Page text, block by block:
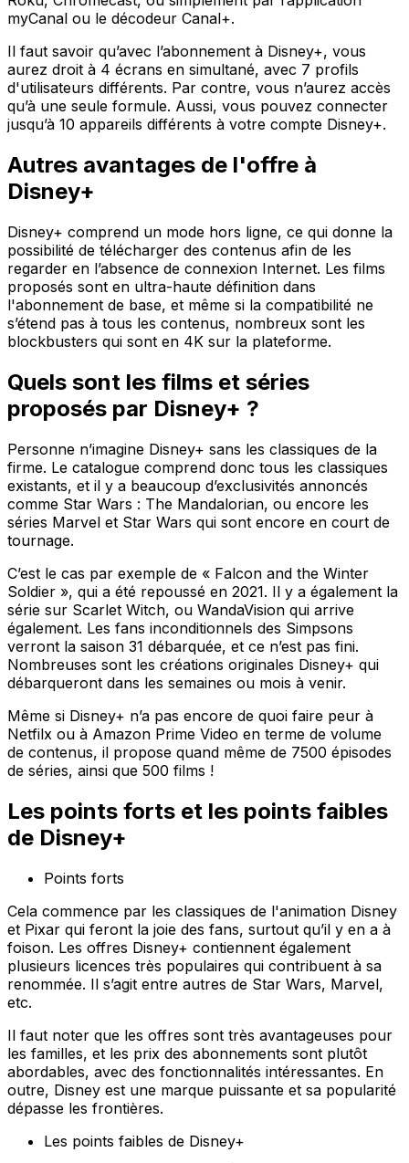
myCanal ou le décodeur Canal+.
Il faut savoir qu’avec l’abonnement à Disney+, vous
aurez droit à 4 écrans en simultané, avec 7 profils
d'utilisateurs différents. Par contre, vous n’aurez accès
qu’à une seule formule. Aussi, vous pouvez connecter
jusqu’à 10 appareils différents à votre compte Disney+.
Autres avantages de l'offre à
Disney+
Disney+ comprend un mode hors ligne, ce qui donne la
possibilité de télécharger des contenus afin de les
regarder en l’absence de connexion Internet. Les films
proposés sont en ultra-haute définition dans
l'abonnement de base, et même si la compatibilité ne
s’étend pas à tous les contenus, nombreux sont les
blockbusters qui sont en 4K sur la plateforme.
Quels sont les films et séries
proposés par Disney+ ?
Personne n’imagine Disney+ sans les classiques de la
firme. Le catalogue comprend donc tous les classiques
existants, et il y a beaucoup d’exclusivités annoncés
comme Star Wars : The Mandalorian, ou encore les
séries Marvel et Star Wars qui sont encore en court de
tournage.
C’est le cas par exemple de « Falcon and the Winter
Soldier », qui a été repoussé en 2021. Il y a également la
série sur Scarlet Witch, ou WandaVision qui arrive
également. Les fans inconditionnels des Simpsons
verront la saison 31 débarquée, et ce n’est pas fini.
Nombreuses sont les créations originales Disney+ qui
débarqueront dans les semaines ou mois à venir.
Même si Disney+ n’a pas encore de quoi faire peur à
Netfilx ou à Amazon Prime Video en terme de volume
de contenus, il propose quand même de 7500 épisodes
de séries, ainsi que 500 films !
Les points forts et les points faibles
de Disney+
Points forts
Cela commence par les classiques de l'animation Disney
et Pixar qui feront la joie des fans, surtout qu’il y en a à
foison. Les offres Disney+ contiennent également
plusieurs licences très populaires qui contribuent à sa
renommée. Il s’agit entre autres de Star Wars, Marvel,
etc.
Il faut noter que les offres sont très avantageuses pour
les familles, et les prix des abonnements sont plutôt
abordables, avec des fonctionnalités intéressantes. En
outre, Disney est une marque puissante et sa popularité
dépasse les frontières.
Les points faibles de Disney+